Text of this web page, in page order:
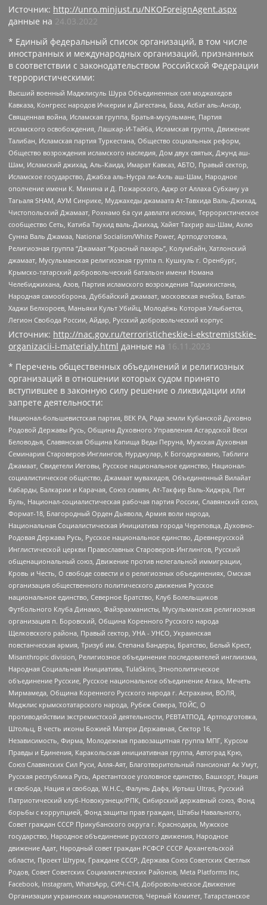
Источник: http://unro.minjust.ru/NKOForeignAgent.aspx
данные на 24.03.2022
* Единый федеральный список организаций, в том числе
иностранных и международных организаций, признанных
в соответствии с законодательством Российской Федерации
террористическими:
Высший военный Маджлисуль Шура Объединенных сил моджахедов
Кавказа, Конгресс народов Ичкерии и Дагестана, База, Асбат аль-Ансар,
Священная война, Исламская группа, Братья-мусульмане, Партия
исламского освобождения, Лашкар-И-Тайба, Исламская группа, Движение
Талибан, Исламская партия Туркестана, Общество социальных реформ,
Общество возрождения исламского наследия, Дом двух святых, Джунд аш-
Шам, Исламский джихад, Аль-Каида, Имарат Кавказ, АБТО, Правый сектор,
Исламское государство, Джабха аль-Нусра ли-Ахль аш-Шам, Народное
ополчение имени К. Минина и Д. Пожарского, Аджр от Аллаха Субхану уа
Тагьаля SHAM, АУМ Синрике, Муджахеды джамаата Ат-Тавхида Валь-Джихад,
Чистопольский Джамаат, Рохнамо ба суи давлати исломи, Террористическое
сообщество Сеть, Катиба Таухид валь-Джихад, Хайят Тахрир аш-Шам, Ахлю
Сунна Валь Джамаа, National Socialism/White Power, Артподготовка,
Религиозная группа “Джамаат “Красный пахарь”, Колумбайн, Хатлонский
джамаат, Мусульманская религиозная группа п. Кушкуль г. Оренбург,
Крымско-татарский добровольческий батальон имени Номана
Челебиджихана, Азов, Партия исламского возрождения Таджикистана,
Народная самооборона, Дуббайский джамаат, московская ячейка, Батал-
Хаджи Белхороев, Маньяки Культ Убийц, Молодёжь Которая Улыбается,
Легион Свобода России, Айдар, Русский добровольческий корпус
Источник: http://nac.gov.ru/terroristicheskie-i-ekstremistskie-
organizacii-i-materialy.html данные на 16.11.2023
* Перечень общественных объединений и религиозных
организаций в отношении которых судом принято
вступившее в законную силу решение о ликвидации или
запрете деятельности:
Национал-большевистская партия, ВЕК РА, Рада земли Кубанской Духовно
Родовой Державы Русь, Община Духовного Управления Асгардской Веси
Беловодья, Славянская Община Капища Веды Перуна, Мужская Духовная
Семинария Староверов-Инглингов, Нурджулар, К Богодержавию, Таблиги
Джамаат, Свидетели Иеговы, Русское национальное единство, Национал-
социалистическое общество, Джамаат мувахидов, Объединенный Вилайат
Кабарды, Балкарии и Карачая, Союз славян, Ат-Такфир Валь-Хиджра, Пит
Буль, Национал-социалистическая рабочая партия России, Славянский союз,
Формат-18, Благородный Орден Дьявола, Армия воли народа,
Национальная Социалистическая Инициатива города Череповца, Духовно-
Родовая Держава Русь, Русское национальное единство, Древнерусской
Инглистической церкви Православных Староверов-Инглингов, Русский
общенациональный союз, Движение против нелегальной иммиграции,
Кровь и Честь, О свободе совести и о религиозных объединениях, Омская
организация общественного политического движения Русское
национальное единство, Северное Братство, Клуб Болельщиков
Футбольного Клуба Динамо, Файзрахманисты, Мусульманская религиозная
организация п. Боровский, Община Коренного Русского народа
Щелковского района, Правый сектор, УНА - УНСО, Украинская
повстанческая армия, Тризуб им. Степана Бандеры, Братство, Белый Крест,
Misanthropic division, Религиозное объединение последователей инглиизма,
Народная Социальная Инициатива, TulaSkins, Этнополитическое
объединение Русские, Русское национальное объединение Атака, Мечеть
Мирмамеда, Община Коренного Русского народа г. Астрахани, ВОЛЯ,
Меджлис крымскотатарского народа, Рубеж Севера, ТОЙС, О
противодействии экстремистской деятельности, РЕВТАТПОД, Артподготовка,
Штольц, В честь иконы Божией Матери Державная, Сектор 16,
Независимость, Фирма, Молодежная правозащитная группа МПГ, Курсом
Правды и Единения, Каракольская инициативная группа, Автоград Крю,
Союз Славянских Сил Руси, Алля-Аят, Благотворительный пансионат Ак Умут,
Русская республика Русь, Арестантское уголовное единство, Башкорт, Нация
и свобода, Нация и свобода, W.H.С., Фалунь Дафа, Иртыш Ultras, Русский
Патриотический клуб-Новокузнецк/РПК, Сибирский державный союз, Фонд
борьбы с коррупцией, Фонд защиты прав граждан, Штабы Навального,
Совет граждан СССР Прикубанского округа г. Краснодара, Мужское
государство, Народное объединение русского движения, Народное
движение Адат, Народный совет граждан РСФСР СССР Архангельской
области, Проект Штурм, Граждане СССР, Держава Союз Советских Светлых
Родов, Совет Советских Социалистических Районов, Meta Platforms Inc,
Facebook, Instagram, WhatsApp, СИЧ-С14, Добровольческое Движение
Организации украинских националистов, Черный Комитет, Татарстанское